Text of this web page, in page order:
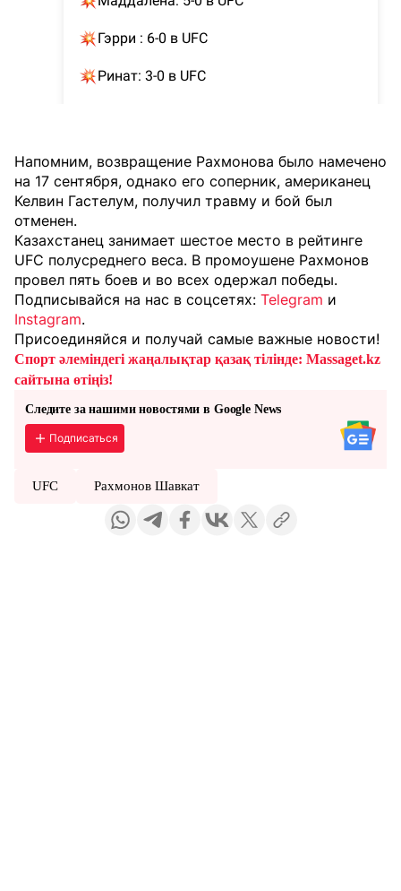
Напомним, возвращение Рахмонова было намечено
на 17 сентября, однако его соперник, американец
Келвин Гастелум, получил травму и бой был
отменен.
Казахстанец занимает шестое место в рейтинге
UFC полусреднего веса. В промоушене Рахмонов
провел пять боев и во всех одержал победы.
Подписывайся на нас в соцсетях: Telegram и
Instagram.
Присоединяйся и получай самые важные новости!
Спорт әлеміндегі жаңалықтар қазақ тілінде: Massaget.kz
сайтына өтіңіз!
Следите за нашими новостями в Google News
Подписаться
UFC Рахмонов Шавкат